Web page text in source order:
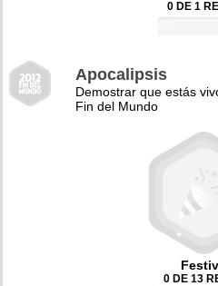
0 DE 1
Apocalipsis
Demostrar que estás
Fin del Mundo
0 DE 13